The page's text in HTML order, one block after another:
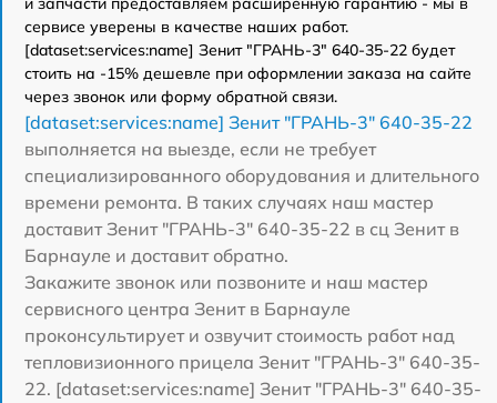
сервисе уверены в качестве наших работ.
[dataset:services:name] Зенит "ГРАНЬ-3" 640-35-22 будет
стоить на -15% дешевле при оформлении заказа на сайте
через звонок или форму обратной связи.
[dataset:services:name] Зенит "ГРАНЬ-3" 640-35-22
выполняется на выезде, если не требует
специализированного оборудования и длительного
времени ремонта. В таких случаях наш мастер
доставит Зенит "ГРАНЬ-3" 640-35-22 в сц Зенит в
Барнауле и доставит обратно.
Закажите звонок или позвоните и наш мастер
сервисного центра Зенит в Барнауле
проконсультирует и озвучит стоимость работ над
тепловизионного прицела Зенит "ГРАНЬ-3" 640-35-
22. [dataset:services:name] Зенит "ГРАНЬ-3" 640-35-